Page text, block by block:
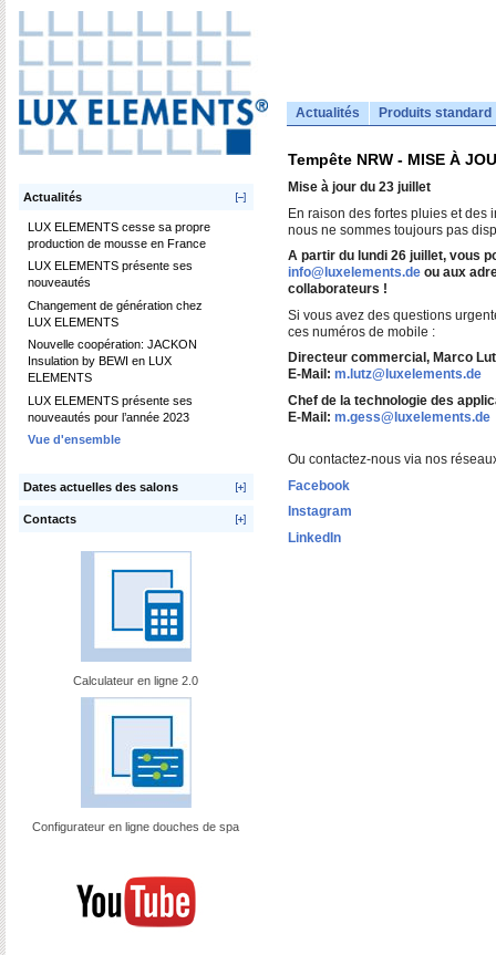
Actualités Produits standard
Actualités
LUX ELEMENTS cesse sa propre
production de mousse en France
LUX ELEMENTS présente ses
nouveautés
Changement de génération chez
LUX ELEMENTS
Nouvelle coopération: JACKON
Insulation by BEWI en LUX
ELEMENTS
LUX ELEMENTS présente ses
nouveautés pour l’année 2023
Vue d'ensemble
Dates actuelles des salons
Contacts
Calculateur en ligne 2.0
Configurateur en ligne douches de spa
Tempête NRW - MISE À
Mise à jour du 23 juillet
En raison des fortes pluies et
nous ne sommes toujours pas
A partir du lundi 26 juillet, vous
info@luxelements.deou aux
collaborateurs !
Si vous avez des questions
ces numéros de mobile :
Directeur commercial, Marco
E-Mail: m.lutz@luxelements.de
Chef de la technologie des
E-Mail: m.gess@luxelements.de
Ou contactez-nous via nos
Facebook
Instagram
LinkedIn